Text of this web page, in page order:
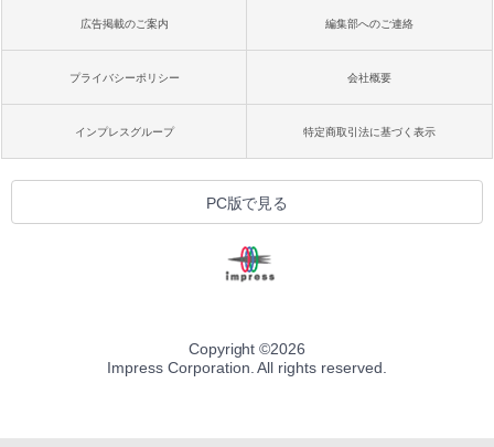
広告掲載のご案内 編集部へのご連絡
プライバシーポリシー 会社概要
インプレスグループ 特定商取引法に基づく表示
PC版で見る
Copyright ©2026
Impress Corporation. All rights reserved.